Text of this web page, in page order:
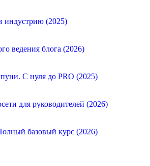
индустрию (2025)
ведения блога (2026)
С нуля до PRO (2025)
для руководителей (2026)
базовый курс (2026)